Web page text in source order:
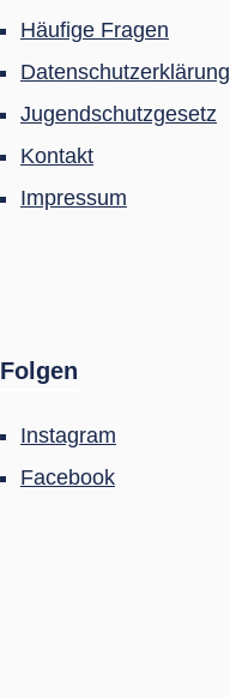
Häufige Fragen
Datenschutzerklärung
Jugendschutzgesetz
Kontakt
Impressum
Folgen
Instagram
Facebook